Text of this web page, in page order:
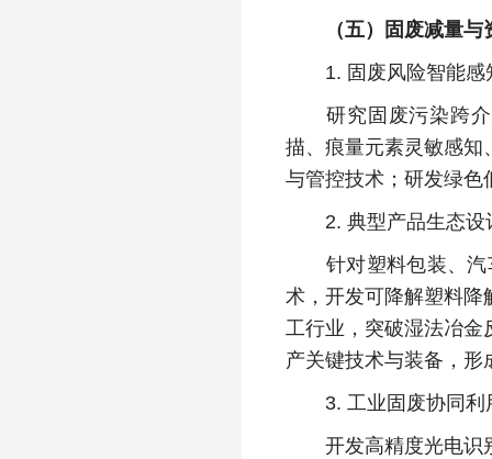
（五）固废减量
1. 固废风险智能感
研究固废污染跨介
描、痕量元素灵敏感知
与管控技术；研发绿色
2. 典型产品生态设
针对塑料包装、汽车
术，开发可降解塑料降
工行业，突破湿法冶金
产关键技术与装备，形
3. 工业固废协同利
开发高精度光电识别